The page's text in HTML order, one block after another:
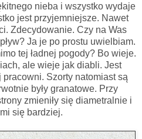
nieba i wszystko wydaje
jest przyjemniejsze. Nawet
Zdecydowanie. Czy na Was
Ja je po prostu uwielbiam.
tej ładnej pogody? Bo wieje.
ale wieje jak diabli. Jest
Szorty natomiast są
były granatowe. Przy
zmieniły się diametralnie i
się bardziej.